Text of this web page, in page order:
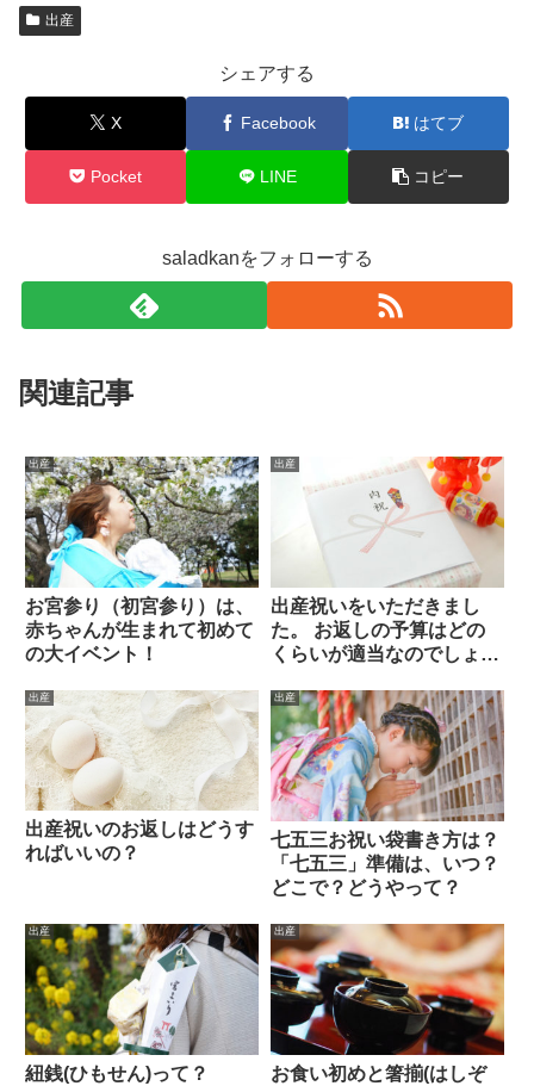
出産
シェアする
X Facebook はてブ
Pocket LINE コピー
saladkanをフォローする
関連記事
出産
お宮参り（初宮参り）は、
赤ちゃんが生まれて初めて
の大イベント！
出産
出産祝いをいただきまし
た。 お返しの予算はどの
くらいが適当なのでしょう
出産
出産祝いのお返しはどうす
ればいいの？
出産
七五三お祝い袋書き方は？
「七五三」準備は、いつ？
どこで？どうやって？
出産
紐銭(ひもせん)って？
出産
お食い初めと箸揃(はしぞ